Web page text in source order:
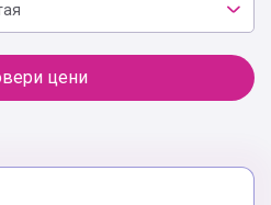
цени